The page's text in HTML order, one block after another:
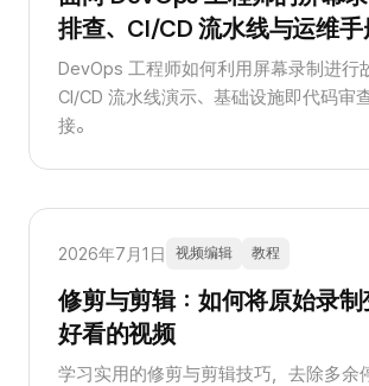
排查、CI/CD 流水线与运维手
DevOps 工程师如何利用屏幕录制进行
CI/CD 流水线演示、基础设施即代码审
接。
2026年7月1日 视频编辑 教程
修剪与剪辑：如何将原始录
好看的视频
学习实用的修剪与剪辑技巧，去除多余